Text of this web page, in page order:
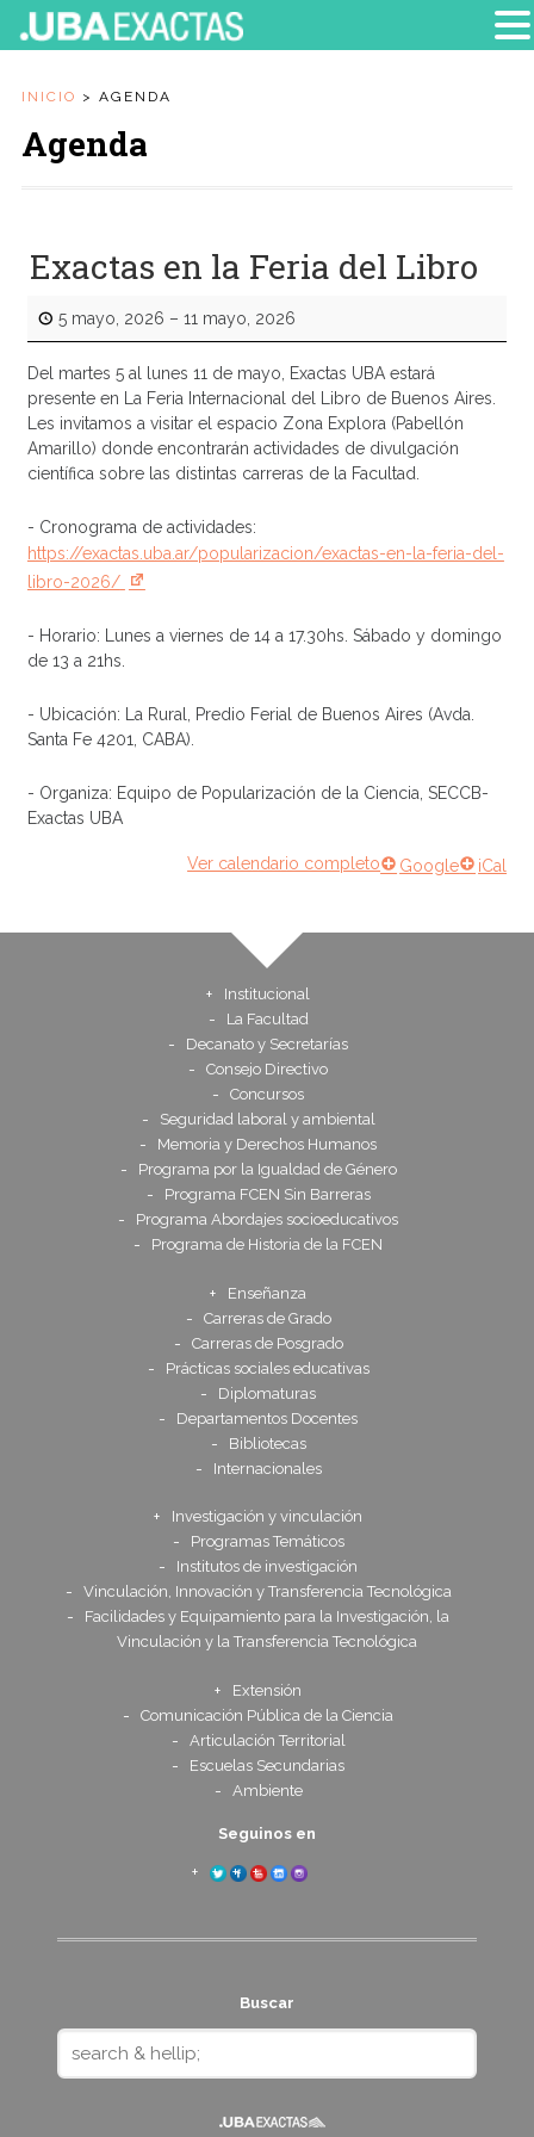
INICIO > AGENDA
Agenda
Exactas en la Feria del Libro
5 mayo, 2026 – 11 mayo, 2026
Del martes 5 al lunes 11 de mayo, Exactas UBA estará
presente en La Feria Internacional del Libro de Buenos Aires.
Les invitamos a visitar el espacio Zona Explora (Pabellón
Amarillo) donde encontrarán actividades de divulgación
científica sobre las distintas carreras de la Facultad.
- Cronograma de actividades:
https://exactas.uba.ar/popularizacion/exactas-en-la-feria-del-
libro-2026/
- Horario: Lunes a viernes de 14 a 17.30hs. Sábado y domingo
de 13 a 21hs.
- Ubicación: La Rural, Predio Ferial de Buenos Aires (Avda.
Santa Fe 4201, CABA).
- Organiza: Equipo de Popularización de la Ciencia, SECCB-
Exactas UBA
iCal
Google
Ver calendario completo
Institucional
La Facultad
Decanato y Secretarías
Consejo Directivo
Concursos
Seguridad laboral y ambiental
Memoria y Derechos Humanos
Programa por la Igualdad de Género
Programa FCEN Sin Barreras
Programa Abordajes socioeducativos
Programa de Historia de la FCEN
Enseñanza
Carreras de Grado
Carreras de Posgrado
Prácticas sociales educativas
Diplomaturas
Departamentos Docentes
Bibliotecas
Internacionales
Investigación y vinculación
Programas Temáticos
Institutos de investigación
Vinculación, Innovación y Transferencia Tecnológica
Facilidades y Equipamiento para la Investigación, la
Vinculación y la Transferencia Tecnológica
Extensión
Comunicación Pública de la Ciencia
Articulación Territorial
Escuelas Secundarias
Ambiente
Seguinos en
Buscar